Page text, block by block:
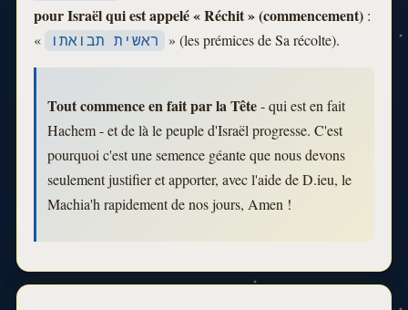
pour Israël qui est appelé « Réchit » (commencement) :
«
ראשית תבואתו » (les prémices de Sa récolte).
Tout commence en fait par la Tête- qui est en fait
Hachem - et de là le peuple d'Israël progresse. C'est
pourquoi c'est une semence géante que nous devons
seulement justifier et apporter, avec l'aide de D.ieu, le
Machia'h rapidement de nos jours, Amen !